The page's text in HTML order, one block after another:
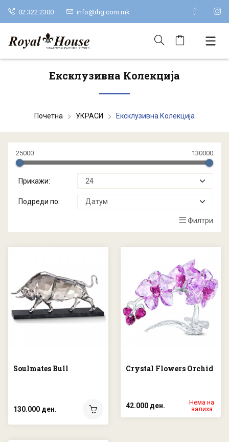
02 322 2300 info@rhg.com.mk
Ексклузивна Колекција
Почетна УКРАСИ Ексклузивна Колекција
25000 130000
Прикажи:
Подреди по:
Филтри
Soulmates Bull
130.000 ден.
Crystal Flowers Orchid
42.000 ден.
Нема на
залиха